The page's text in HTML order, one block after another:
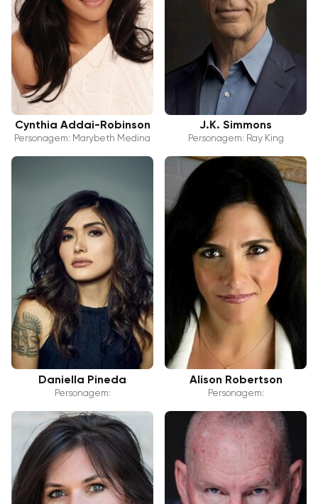
Cynthia Addai-Robinson
Personagem: Marybeth Medina
J.K. Simmons
Personagem: Ray King
Daniella Pineda
Personagem:
Alison Robertson
Personagem: